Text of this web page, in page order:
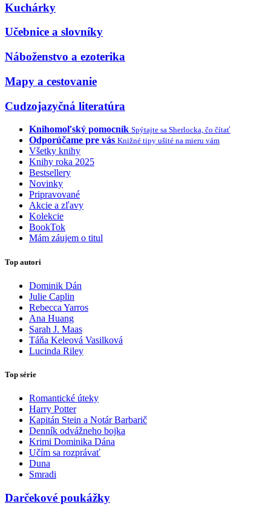
Kuchárky
Učebnice a slovníky
Náboženstvo a ezoterika
Mapy a cestovanie
Cudzojazyčná literatúra
Knihomoľský pomocník Spýtajte sa Sherlocka, čo čítať
Odporúčame pre vás Knižné tipy ušité na mieru vám
Všetky knihy
Knihy roka 2025
Bestsellery
Novinky
Pripravované
Akcie a zľavy
Kolekcie
BookTok
Mám záujem o titul
Top autori
Dominik Dán
Julie Caplin
Rebecca Yarros
Ana Huang
Sarah J. Maas
Táňa Keleová Vasilková
Lucinda Riley
Top série
Romantické úteky
Harry Potter
Kapitán Stein a Notár Barbarič
Denník odvážneho bojka
Krimi Dominika Dána
Učím sa rozprávať
Duna
Smradi
Darčekové poukážky